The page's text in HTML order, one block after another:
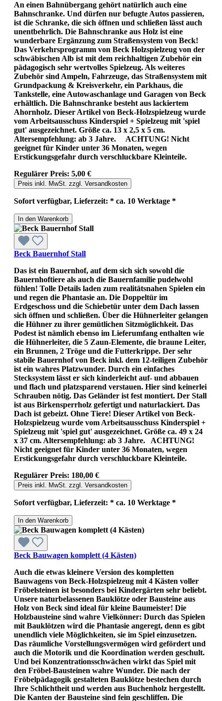
An einen Bahnübergang gehört natürlich auch eine
Bahnschranke. Und dürfen nur befugte Autos passieren,
ist die Schranke, die sich öffnen und schließen lässt auch
unentbehrlich. Die Bahnschranke aus Holz ist eine
wunderbare Ergänzung zum Straßensystem von Beck!
Das Verkehrsprogramm von Beck Holzspielzeug von der
schwäbischen Alb ist mit dem reichhaltigen Zubehör ein
pädagogisch sehr wertvolles Spielzeug. Als weiteres
Zubehör sind Ampeln, Fahrzeuge, das Straßensystem mit
Grundpackung & Kreisverkehr, ein Parkhaus, die
Tankstelle, eine Autowaschanlage und Garagen von Beck
erhältlich. Die Bahnschranke besteht aus lackiertem
Ahornholz. Dieser Artikel von Beck-Holzspielzeug wurde
vom Arbeitsausschuss Kinderspiel + Spielzeug mit 'spiel
gut' ausgezeichnet. Größe ca. 13 x 2,5 x 5 cm.
Altersempfehlung: ab 3 Jahre. ACHTUNG! Nicht
geeignet für Kinder unter 36 Monaten, wegen
Erstickungsgefahr durch verschluckbare Kleinteile.
Regulärer Preis: 5,00 €
Preis inkl. MwSt. zzgl. Versandkosten
Sofort verfügbar, Lieferzeit: * ca. 10 Werktage *
In den Warenkorb
Beck Bauernhof Stall
Das ist ein Bauernhof, auf dem sich sich sowohl die
Bauernhoftiere als auch die Bauernfamilie pudelwohl
fühlen! Tolle Details laden zum realitätsnahen Spielen ein
und regen die Phantasie an. Die Doppeltür im
Erdgeschoss und die Schiebetür unter dem Dach lassen
sich öffnen und schließen. Über die Hühnerleiter gelangen
die Hühner zu ihrer gemütlichen Sitzmöglichkeit. Das
Podest ist nämlich ebenso im Lieferumfang enthalten wie
die Hühnerleiter, die 5 Zaun-Elemente, die braune Leiter,
ein Brunnen, 2 Tröge und die Futterkrippe. Der sehr
stabile Bauernhof von Beck inkl. dem 12-teiligen Zubehör
ist ein wahres Platzwunder. Durch ein einfaches
Stecksystem lässt er sich kinderleicht auf- und abbauen
und flach und platzsparend verstauen. Hier sind keinerlei
Schrauben nötig. Das Geländer ist fest montiert. Der Stall
ist aus Birkensperrholz gefertigt und naturlackiert. Das
Dach ist gebeizt. Ohne Tiere! Dieser Artikel von Beck-
Holzspielzeug wurde vom Arbeitsausschuss Kinderspiel +
Spielzeug mit 'spiel gut' ausgezeichnet. Größe ca. 49 x 24
x 37 cm. Altersempfehlung: ab 3 Jahre. ACHTUNG!
Nicht geeignet für Kinder unter 36 Monaten, wegen
Erstickungsgefahr durch verschluckbare Kleinteile.
Regulärer Preis: 180,00 €
Preis inkl. MwSt. zzgl. Versandkosten
Sofort verfügbar, Lieferzeit: * ca. 10 Werktage *
In den Warenkorb
Beck Bauwagen komplett (4 Kästen)
Auch die etwas kleinere Version des kompletten
Bauwagens von Beck-Holzspielzeug mit 4 Kästen voller
Fröbelsteinen ist besonders bei Kindergärten sehr beliebt.
Unsere naturbelassenen Bauklötze oder Bausteine aus
Holz von Beck sind ideal für kleine Baumeister! Die
Holzbausteine sind wahre Vielkönner: Durch das Spielen
mit Bauklötzen wird die Phantasie angeregt, denn es gibt
unendlich viele Möglichkeiten, sie im Spiel einzusetzen.
Das räumliche Vorstellungsvermögen wird gefördert und
auch die Motorik und die Koordination werden geschult.
Und bei Konzentrationsschwächen wirkt das Spiel mit
den Fröbel-Bausteinen wahre Wunder. Die nach der
Fröbelpädagogik gestalteten Bauklötze bestechen durch
Ihre Schlichtheit und werden aus Buchenholz hergestellt.
Die Kanten der Bausteine sind fein geschliffen. Die